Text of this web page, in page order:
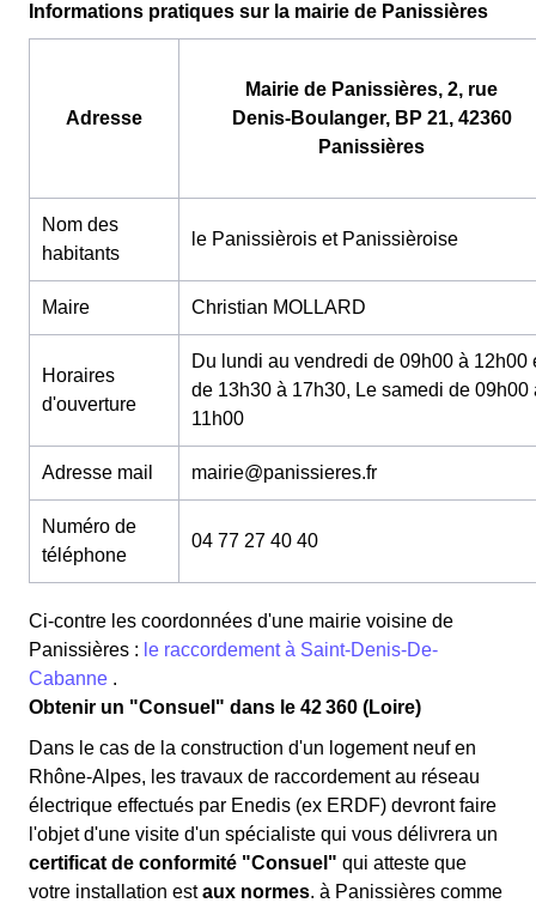
Informations pratiques sur la mairie de Panissières
Adresse
Mairie de Panissières, 2, rue
Denis-Boulanger, BP 21, 42360
Panissières
Nom des
habitants
le Panissièrois et Panissièroise
Maire Christian MOLLARD
Horaires
d'ouverture
Du lundi au vendredi de 09h00 à 12h00
de 13h30 à 17h30, Le samedi de 09h00
11h00
Adresse mail mairie@panissieres.fr
Numéro de
téléphone
04 77 27 40 40
Ci-contre les coordonnées d'une mairie voisine de
Panissières : le raccordement à Saint-Denis-De-
Cabanne .
Obtenir un "Consuel" dans le 42 360 (Loire)
Dans le cas de la construction d'un logement neuf en
Rhône-Alpes, les travaux de raccordement au réseau
électrique effectués par Enedis (ex ERDF) devront faire
l'objet d'une visite d'un spécialiste qui vous délivrera un
certificat de conformité "Consuel" qui atteste que
votre installation estaux normes. à Panissières comme